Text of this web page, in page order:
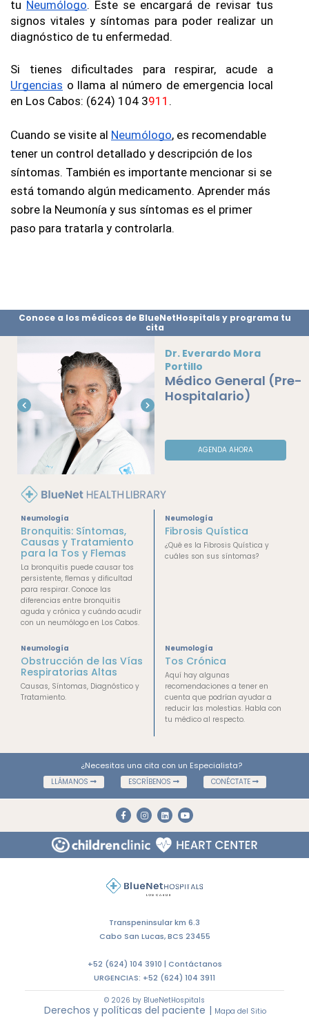
tu Neumólogo. Este se encargará de revisar tus
signos vitales y síntomas para poder realizar un
diagnóstico de tu enfermedad.
Si tienes dificultades para respirar, acude a
Urgencias o llama al número de emergencia local
en Los Cabos: (624) 104 3911 .
Cuando se visite al Neumólogo, es recomendable
tener un control detallado y descripción de los
síntomas. También es importante mencionar si se
está tomando algún medicamento. Aprender más
sobre la Neumonía y sus síntomas es el primer
paso para tratarla y controlarla.
Conoce a los médicos de BlueNetHospitals y programa tu
cita
Dr. Everardo Mora
Portillo
Médico General (Pre-
Hospitalario)
Neumología
Bronquitis: Síntomas,
Causas y Tratamiento
para la Tos y Flemas
La bronquitis puede causar tos
persistente, flemas y dificultad
para respirar. Conoce las
diferencias entre bronquitis
aguda y crónica y cuándo acudir
con un neumólogo en Los Cabos.
Neumología
Fibrosis Quística
¿Qué es la Fibrosis Quística y
cuáles son sus síntomas?
Neumología
Obstrucción de las Vías
Respiratorias Altas
Causas, Síntomas, Diagnóstico y
Tratamiento.
Neumología
Tos Crónica
Aquí hay algunas
recomendaciones a tener en
cuenta que podrían ayudar a
reducir las molestias. Habla con
tu médico al respecto.
¿Necesitas una cita con un Especialista?
LLÁMANOS ESCRÍBENOS CONÉCTATE
Transpeninsular km 6.3
Cabo San Lucas, BCS 23455
+52 (624) 104 3910 | Contáctanos
URGENCIAS: +52 (624) 104 3911
© 2026 by BlueNetHospitals
Derechos y políticas del paciente | Mapa del Sitio